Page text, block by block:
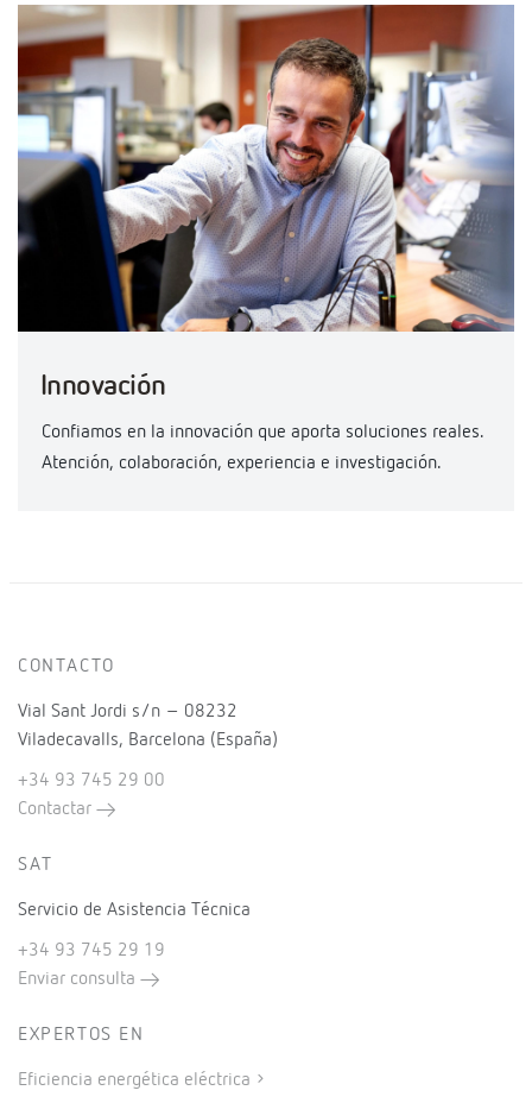
Innovación
Confiamos en la innovación que aporta soluciones reales.
Atención, colaboración, experiencia e investigación.
CONTACTO
Vial Sant Jordi s/n – 08232
Viladecavalls, Barcelona (España)
+34 93 745 29 00
Contactar
SAT
Servicio de Asistencia Técnica
+34 93 745 29 19
Enviar consulta
EXPERTOS EN
Eficiencia energética eléctrica